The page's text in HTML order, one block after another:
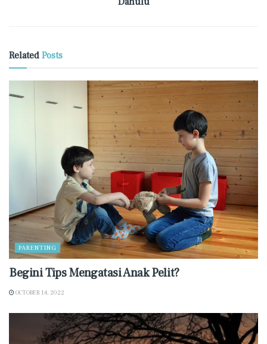
Related Posts
PARENTING
Begini Tips Mengatasi Anak Pelit?
OCTOBER 14, 2022